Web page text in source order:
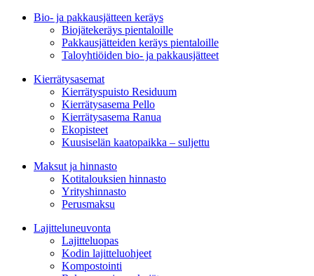
Bio- ja pakkausjätteen keräys
Biojätekeräys pientaloille
Pakkausjätteiden keräys pientaloille
Taloyhtiöiden bio- ja pakkausjätteet
Kierrätysasemat
Kierrätyspuisto Residuum
Kierrätysasema Pello
Kierrätysasema Ranua
Ekopisteet
Kuusiselän kaatopaikka – suljettu
Maksut ja hinnasto
Kotitalouksien hinnasto
Yrityshinnasto
Perusmaksu
Lajitteluneuvonta
Lajitteluopas
Kodin lajitteluohjeet
Kompostointi